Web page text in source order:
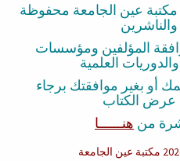
عين الجامعة محفوظة
المؤلفين ومؤسسات
العلمية
أو بغير موافقتك برجاء
عرض الكتاب
من هنــــــا